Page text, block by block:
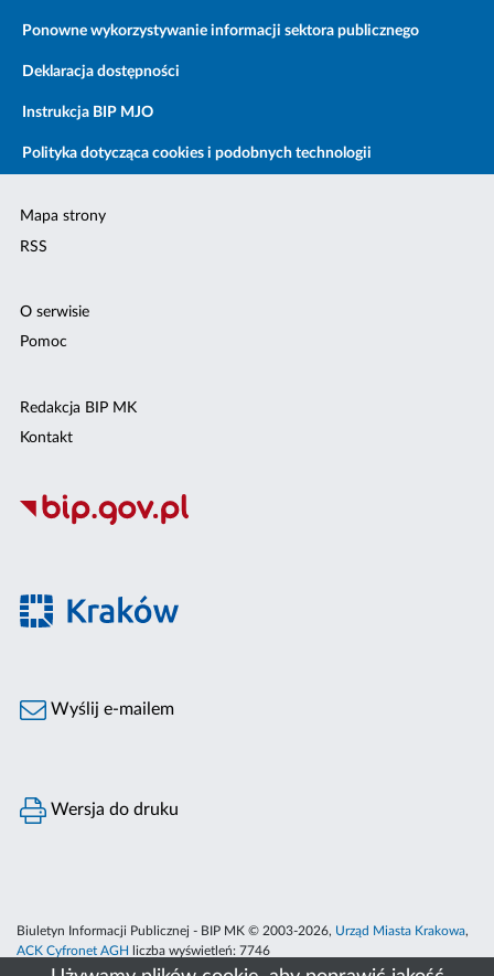
Ponowne wykorzystywanie informacji sektora publicznego
Deklaracja dostępności
Instrukcja BIP MJO
Polityka dotycząca cookies i podobnych technologii
Mapa strony
RSS
O serwisie
Pomoc
Redakcja BIP MK
Kontakt
Wyślij e-mailem
Wersja do druku
Biuletyn Informacji Publicznej - BIP MK © 2003-2026, Urząd Miasta Krakowa,
ACK Cyfronet AGH
liczba wyświetleń: 7746